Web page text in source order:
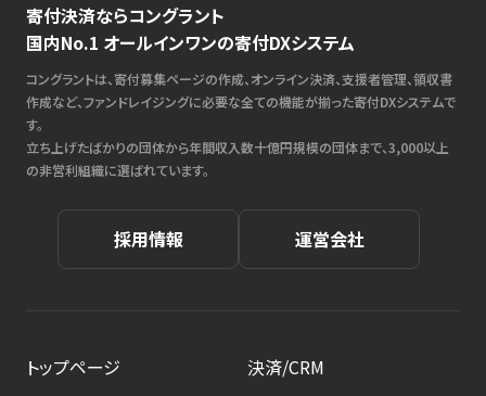
寄付決済ならコングラント
国内No.1 オールインワンの寄付DXシステム
コングラントは、寄付募集ページの作成、オンライン決済、支援者管理、領収書
作成など、ファンドレイジングに必要な全ての機能が揃った寄付DXシステムで
す。
立ち上げたばかりの団体から年間収入数十億円規模の団体まで、3,000以上
の非営利組織に選ばれています。
採用情報 運営会社
トップページ
決済/CRM